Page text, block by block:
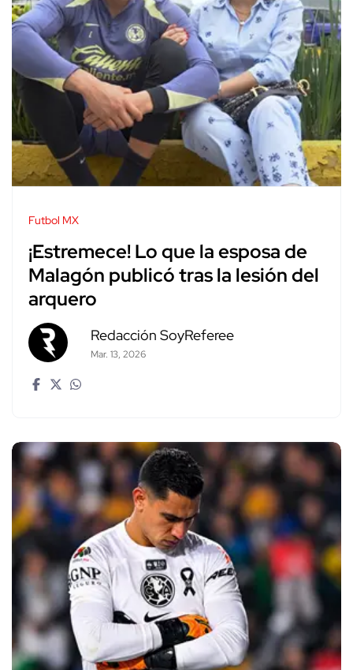
Futbol MX
¡Estremece! Lo que la esposa de
Malagón publicó tras la lesión del
arquero
Redacción SoyReferee
Mar. 13, 2026